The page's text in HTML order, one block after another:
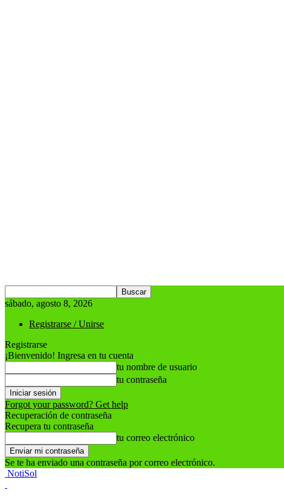
sábado, agosto 8, 2026
Registrarse / Unirse
Registrarse
¡Bienvenido! Ingresa en tu cuenta
tu nombre de usuario
tu contraseña
Forgot your password? Get help
Recuperación de contraseña
Recupera tu contraseña
tu correo electrónico
Se te ha enviado una contraseña por correo electrónico.
NotiSol